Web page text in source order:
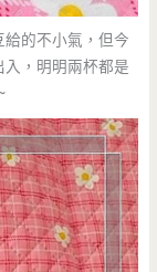
的不小氣，但今
，明明兩杯都是